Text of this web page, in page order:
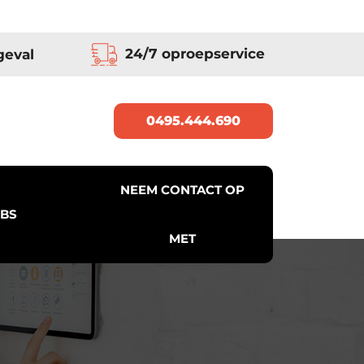
0495.444.690
24/7 oproepservice
NEEM CONTACT OP
MET